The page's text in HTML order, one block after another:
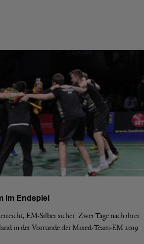
im Endspiel
EM-Silber sicher: Zwei Tage nach ihrer
in der Vorrunde der Mixed-Team-EM 2019